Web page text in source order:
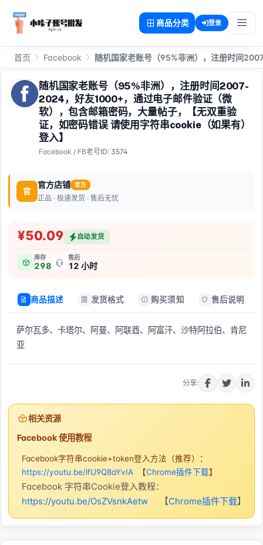
商品分类 登录
首页 Facebook 随机国家老账号（95%非洲），注册时间
随机国家老账号（95%非洲），注册时间2007-
2024，好友1000+，通过电子邮件验证（微
软），包含邮箱密码，大量帖子，【无双重验
证，如密码错误 请使用字符串cookie（如果有）
登入】
Facebook / FB老号ID: 3574
官
官方店铺 官方
正品 · 极速发货 · 售后无忧
¥50.09 自动发货
库存
298
售后
12 小时
商品描述 发货格式 购买须知 售后说明
萨尔瓦多、卡塔尔、阿曼、阿联酋、阿富汗、沙特阿拉伯、肯尼
亚
分享:
相关资源
Facebook 使用教程
Facebook字符串cookie+token登入方法（推荐）：
https://youtu.be/lfU9Q8aYvIA 【Chrome插件下载】
Facebook 字符串Cookie登入教程：
https://youtu.be/OsZVsnkAetw
【Chrome插件下载】